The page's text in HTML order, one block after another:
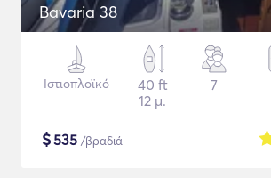
Bavaria 38
Ιστιοπλοϊκό
40 ft
12 μ.
7
$535 /βραδιά